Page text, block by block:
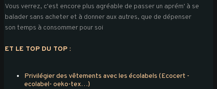
Vous verrez, c'est encore plus agréable de passer un aprém' à se
balader sans acheter et à donner aux autres, que de dépenser
son temps à consommer pour soi
ET LE TOP DU TOP :
Privilégier des vêtements avec les écolabels (Ecocert -
ecolabel- oeko-tex…)